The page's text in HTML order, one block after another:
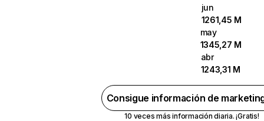
jun
1261,45 M
may
1345,27 M
abr
1243,31 M
Consigue información de
10 veces más información diaria. ¡Gratis!